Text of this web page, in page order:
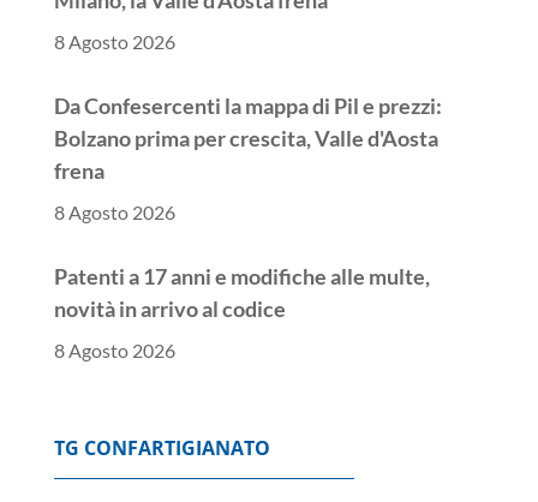
Da Confesercenti la mappa di Pil e prezzi:
frena
8 Agosto 2026
Patenti a 17 anni e modifiche alle multe,
8 Agosto 2026
TG CONFARTIGIANATO